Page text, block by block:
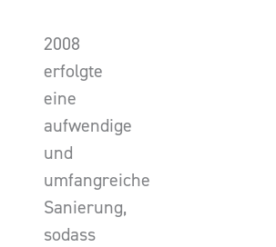
2008
erfolgte
eine
aufwendige
und
umfangreiche
Sanierung,
sodass